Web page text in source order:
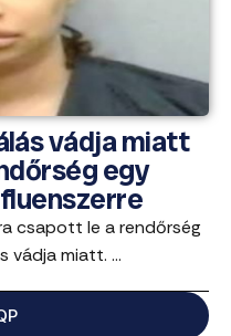
vádja miatt
egy
csapott le a rendőrség
vádja miatt. ...